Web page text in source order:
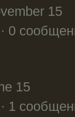
15
0
15
1